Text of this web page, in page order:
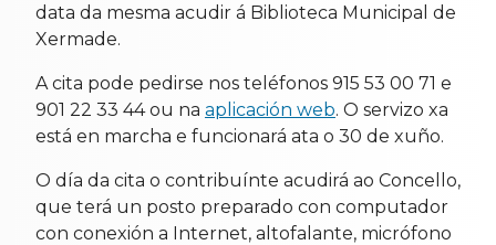
data da mesma acudir á Biblioteca Municipal de
Xermade.
A cita pode pedirse nos teléfonos 915 53 00 71 e
901 22 33 44 ou na aplicación web. O servizo xa
está en marcha e funcionará ata o 30 de xuño.
O día da cita o contribuínte acudirá ao Concello,
que terá un posto preparado con computador
con conexión a Internet, altofalante, micrófono